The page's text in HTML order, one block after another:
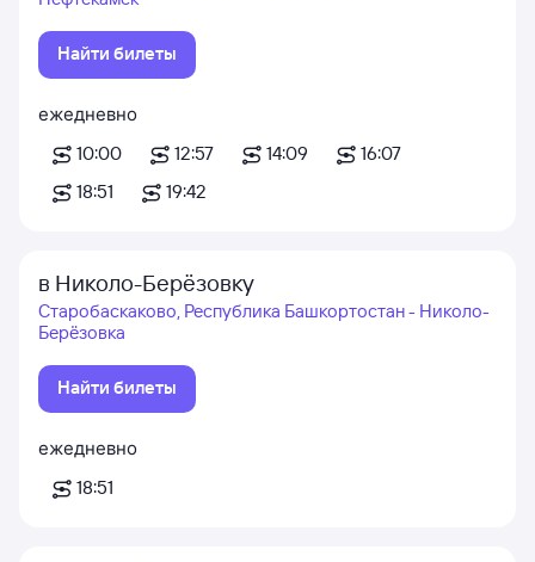
Найти билеты
ежедневно
10:00
12:57 14:09
16:07
18:51
19:42
в Николо-Берёзовку
Старобаскаково, Республика Башкортостан - Николо-
Берёзовка
Найти билеты
ежедневно
18:51